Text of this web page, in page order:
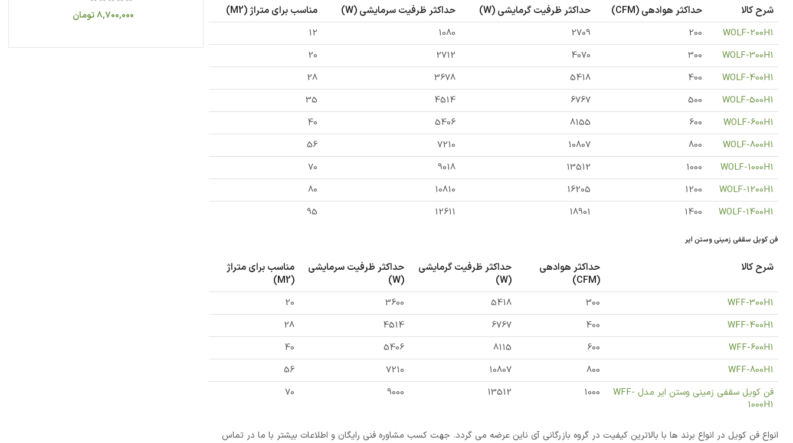
شرح کالا حداکثر هوادهی (CFM) حداکثر ظرفیت گرمایشی (W) حداکثر ظرفیت سرمایشی (W) مناسب برای متراژ (M2)
WOLF-200H1
200
2709
1080
12
WOLF-300H1
300
4070
2712
20
WOLF-400H1
400
5418
3678
28
WOLF-500H1
500
6767
4514
35
WOLF-600H1
600
8155
5406
40
WOLF-800H1
800
10807
7210
56
WOLF-1000H1
1000
13512
9018
70
WOLF-1200H1
1200
16205
10810
80
WOLF-1400H1
1400
18901
12611
95
فن کویل سقفی زمینی وستن ایر
شرح کالا
حداکثر هوادهی
(CFM)
حداکثر ظرفیت گرمایشی
(W)
حداکثر ظرفیت سرمایشی
(W)
مناسب برای متراژ
(M2)
WFF-300H1
300
5418
3600
20
WFF-400H1
400
6767
4514
28
WFF-600H1
600
8115
5406
40
WFF-800H1
800
10807
7210
56
فن کویل سقفی زمینی وستن ایر مدل WFF-
1000H1
1000
13512
9000
70
انواع فن کویل در انواع برند ها با بالاترین کیفیت در گروه بازرگانی آی ناین عرضه می گردد. جهت کسب مشاوره فنی رایگان و اطلاعات بیشتر با ما در تماس
8,700,000تومان